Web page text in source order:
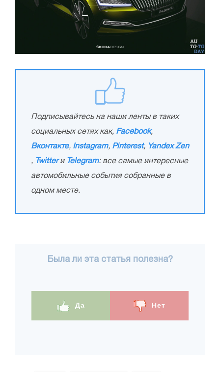
Подписывайтесь на наши ленты в таких
социальных сетях как, Facebook,
Вконтакте, Instagram, Pinterest, Yandex Zen
, Twitterи Telegram: все самые интересные
автомобильные события собранные в
одном месте.
Была ли эта статья полезна?
Да Нет